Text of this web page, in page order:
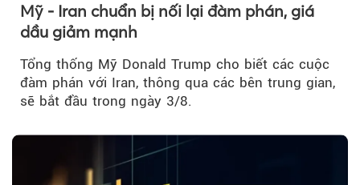
Mỹ - Iran chuẩn bị nối lại đàm phán, giá
dầu giảm mạnh
Tổng thống Mỹ Donald Trump cho biết các cuộc
đàm phán với Iran, thông qua các bên trung gian,
sẽ bắt đầu trong ngày 3/8.